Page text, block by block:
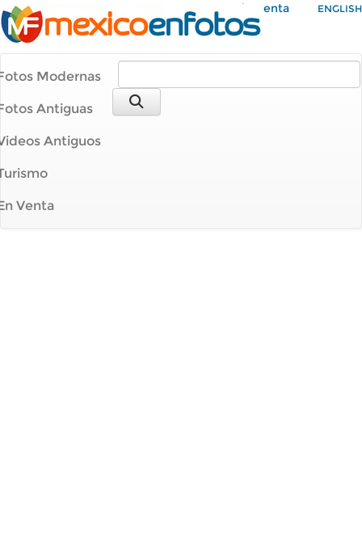
Mi Cuenta ENGLISH
Modernas
Antiguas
Antiguos
Venta